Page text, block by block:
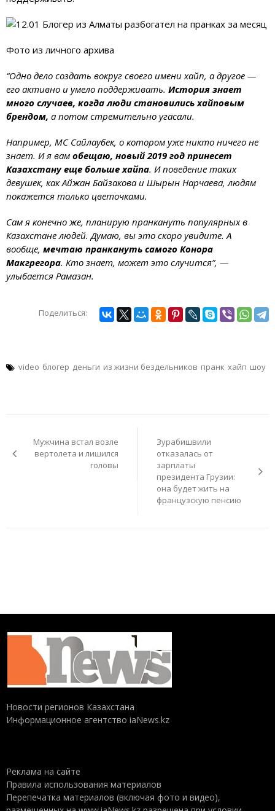
Фото из личного архива
“Одно дело создать вокруг своего имени хайп, а другое —
его активно и умело поддерживать. История знает
много случаев, когда люди становились хайповым
брендом, а потом стремительно угасали.
Например, МС Сайлаубек, о котором уже никто ничего не
знает. И я вам обещаю, новый 2019 год принесет
Казахстану еще больше хайпа. И поведение таких
девушек, как Айжан Байзакова и Шырын Нарчаева, людям
покажется только цветочками.
Сам я конечно же, планирую пранкануть популярных в
Казахстане людей. Думаю, вы это скоро увидите. А
вообще, мечтаю пранкануть самого Конора
Макгрегора. Кто знает, может это случится”, —
улыбается Рамазан.
Поделиться:
video блогер деньги из жизни бездельников пранк хайп шоу
записямМужчина встал возле
вертолета и лишился
головы
Зурабишвили
отказалась от
зарплаты
президента Грузии:
она будет жить на
французскую пенсию
Новости регионов Казахстана
Информационное агентство iaNews.kz
Реклама на сайте
Правила использования материалов
Перепечатка материалов (включая фото и видео),